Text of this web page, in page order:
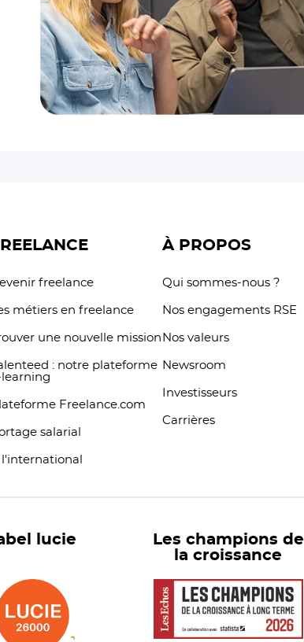
freelance
métiers en freelance
une nouvelle mission
: notre plateforme
Freelance.com
salarial
l'international
À PROPOS
Qui sommes-nous ?
Nos engagements RSE
Nos valeurs
Newsroom
Investisseurs
Carrières
lucie
Les champions de
la croissance